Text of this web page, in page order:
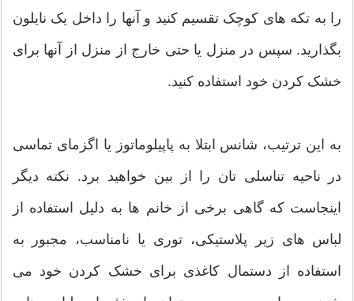
را به تکه های کوچک تقسیم کنید و آنها را داخل یک نایلون
بگذارید. سپس در منزل یا حتی خارج از منزل از آنها برای
خشک کردن خود استفاده کنید.
به این ترتیب، شانس ابتلا به پاپیلوماتوز یا اگزمای تماسی
در ناحیه تناسلی تان را از بین خواهید برد. نکته دیگر
اینجاست که گاهی برخی از خانم ها به دلیل استفاده از
لباس های زیر پلاستیکی، توری یا نامناسب، مجبور به
استفاده از دستمال کاغذی برای خشک کردن خود می